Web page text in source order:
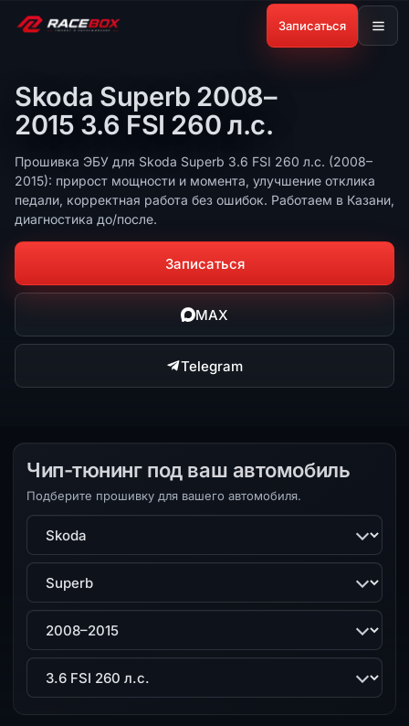
Записаться
Skoda Superb 2008–
2015 3.6 FSI 260 л.с.
Прошивка ЭБУ для Skoda Superb 3.6 FSI 260 л.с. (2008–
2015): прирост мощности и момента, улучшение отклика
педали, корректная работа без ошибок. Работаем в Казани,
диагностика до/после.
Записаться
MAX
Telegram
Чип-тюнинг под ваш автомобиль
Подберите прошивку для вашего автомобиля.
Марка
Модель
Поколение
Двигатель